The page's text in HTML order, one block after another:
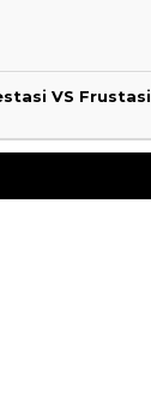
VS Frustasi
Maknanya